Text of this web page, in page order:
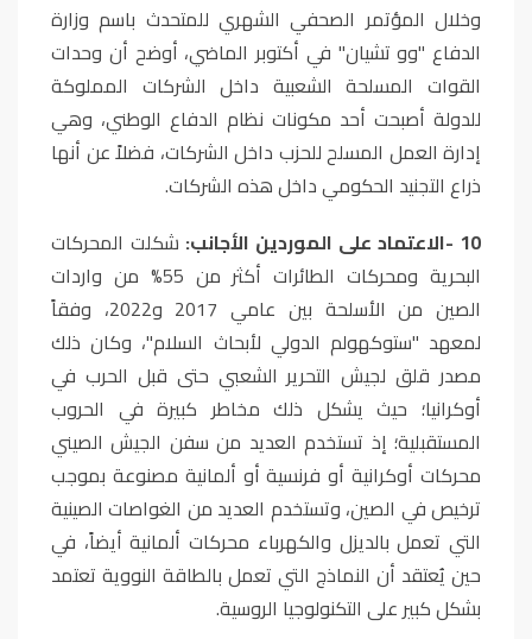
وخلال المؤتمر الصحفي الشهري للمتحدث باسم وزارة
الدفاع "وو تشيان" في أكتوبر الماضي، أوضح أن وحدات
القوات المسلحة الشعبية داخل الشركات المملوكة
للدولة أصبحت أحد مكونات نظام الدفاع الوطني، وهي
إدارة العمل المسلح للحزب داخل الشركات، فضلاً عن أنها
ذراع التجنيد الحكومي داخل هذه الشركات.
10
-الاعتماد على الموردين الأجانب: شكلت المحركات
البحرية ومحركات الطائرات أكثر من 55% من واردات
الصين من الأسلحة بين عامي 2017 و2022، وفقاً
لمعهد "ستوكهولم الدولي لأبحاث السلام"، وكان ذلك
مصدر قلق لجيش التحرير الشعبي حتى قبل الحرب في
أوكرانيا؛ حيث يشكل ذلك مخاطر كبيرة في الحروب
المستقبلية؛ إذ تستخدم العديد من سفن الجيش الصيني
محركات أوكرانية أو فرنسية أو ألمانية مصنوعة بموجب
ترخيص في الصين، وتستخدم العديد من الغواصات الصينية
التي تعمل بالديزل والكهرباء محركات ألمانية أيضاً، في
حين يُعتقد أن النماذج التي تعمل بالطاقة النووية تعتمد
بشكل كبير على التكنولوجيا الروسية.